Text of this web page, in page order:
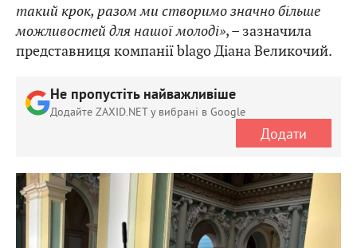
такий крок, разом ми створимо значно більше
можливостей для нашої молоді», – зазначила
представниця компанії blago Діана Великочий.
Не пропустіть найважливіше
Додайте ZAXID.NET у вибрані в Google
Додати